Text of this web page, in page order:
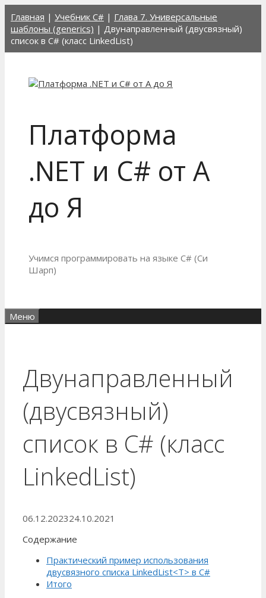
содержимому
Главная | Учебник C# | Глава 7. Универсальные
шаблоны (generics) | Двунаправленный (двусвязный)
список в C# (класс LinkedList)
Платформа
.NET и C# от А
до Я
Учимся программировать на языке C# (Си
Шарп)
Меню
Двунаправленный
(двусвязный)
список в C# (класс
LinkedList)
06.12.202324.10.2021
Содержание
Практический пример использования
двусвязного списка LinkedList<T> в C#
Итого